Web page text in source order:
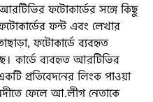
ফটোকার্ডের সঙ্গে কিছু
ফন্ট এবং লেখার
ফটোকার্ডে ব্যবহৃত
কার্ডে ব্যবহৃত আরটিভির
প্রতিবেদনের লিংক পাওয়া
ফেলে আ.লীগ নেতাকে